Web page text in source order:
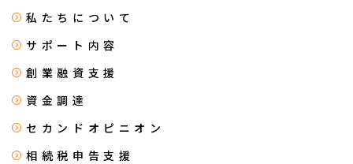
私たちについて
サポート内容
創業融資支援
資金調達
セカンドオピニオン
相続税申告支援